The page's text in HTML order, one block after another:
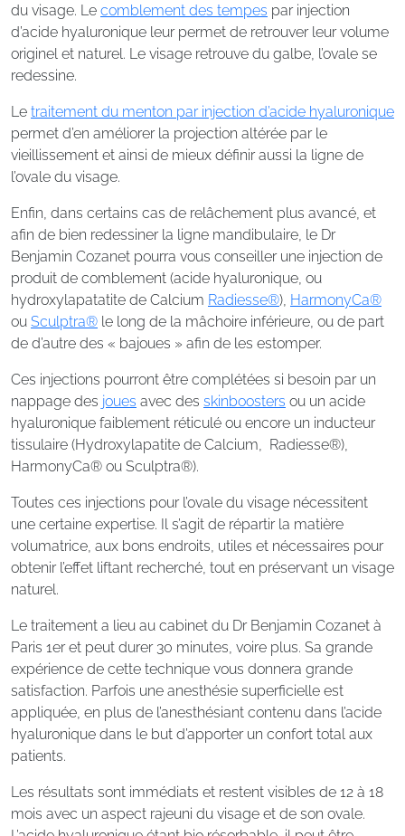
du visage. Le comblement des tempes par injection
d’acide hyaluronique leur permet de retrouver leur volume
originel et naturel. Le visage retrouve du galbe, l’ovale se
redessine.
Le traitement du menton par injection d’acide hyaluronique
permet d’en améliorer la projection altérée par le
vieillissement et ainsi de mieux définir aussi la ligne de
l’ovale du visage.
Enfin, dans certains cas de relâchement plus avancé, et
afin de bien redessiner la ligne mandibulaire, le Dr
Benjamin Cozanet pourra vous conseiller une injection de
produit de comblement (acide hyaluronique, ou
hydroxylapatatite de Calcium Radiesse®), HarmonyCa®
ou Sculptra® le long de la mâchoire inférieure, ou de part
de d’autre des « bajoues » afin de les estomper.
Ces injections pourront être complétées si besoin par un
nappage des joues avec des skinboosters ou un acide
hyaluronique faiblement réticulé ou encore un inducteur
tissulaire (Hydroxylapatite de Calcium, Radiesse®),
HarmonyCa® ou Sculptra®).
Toutes ces injections pour l’ovale du visage nécessitent
une certaine expertise. Il s’agit de répartir la matière
volumatrice, aux bons endroits, utiles et nécessaires pour
obtenir l’effet liftant recherché, tout en préservant un visage
naturel.
Le traitement a lieu au cabinet du Dr Benjamin Cozanet à
Paris 1er et peut durer 30 minutes, voire plus. Sa grande
expérience de cette technique vous donnera grande
satisfaction. Parfois une anesthésie superficielle est
appliquée, en plus de l’anesthésiant contenu dans l’acide
hyaluronique dans le but d’apporter un confort total aux
patients.
Les résultats sont immédiats et restent visibles de 12 à 18
mois avec un aspect rajeuni du visage et de son ovale.